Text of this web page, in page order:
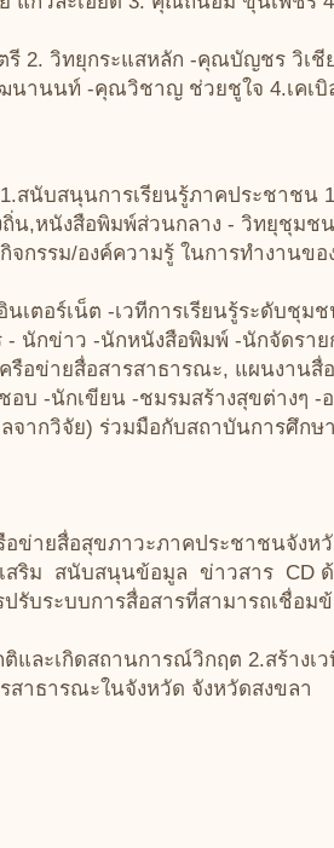
วิทยุกระแสหลัก -คุณบัญชร วิเชี
านนท์ -คุณวิชาญ ช่วยชูใจ 4.เคเ
นับสนุนการเรียนรู้ภาคประชาชน
น,หนังสือพิมพ์ส่วนกลาง - วิทยุชุมช
กรรม/องค์ความรู้ ในการทำงานข
ตอร์เน็ต -เวทีการเรียนรู้ระดับชุม
- นักข่าว -นักหนังสือพิมพ์ -นักจัดราย
รือข่ายสื่อสารสาธารณะ, แผนงานสื่
บ -นักเขียน -ชมรมสร้างสุขต่างๆ -
กวิจัย) ร่วมมือกับสถาบันการศึกษา
ข่ายสื่อสุขภาวะภาคประชาชนจังห
สริม สนับสนุนข้อมูล ข่าวสาร CD
บระบบการสื่อสารที่สามารถเชื่อม
ละเกิดสถานการณ์วิกฤต 2.สร้างเ
สาธารณะในจังหวัด จังหวัดสงขลา